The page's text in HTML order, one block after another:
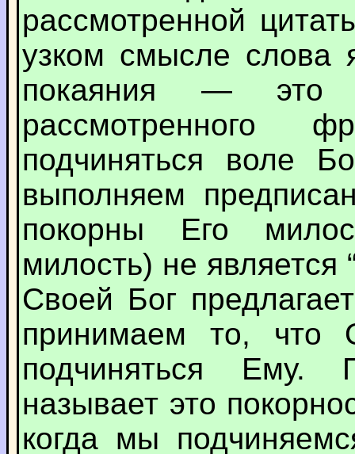
рассмотренной
узком смысле слова
покаяния — это
рассмотренного
подчиняться воле
выполняем
покорны Его
милость) не является
Своей Бог
принимаем то, что
подчиняться
называет это
когда мы